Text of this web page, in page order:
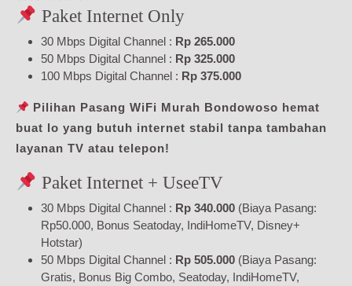
Paket Internet Only
30 Mbps Digital Channel : Rp 265.000
50 Mbps Digital Channel : Rp 325.000
100 Mbps Digital Channel : Rp 375.000
Pilihan Pasang WiFi Murah Bondowoso hemat
buat lo yang butuh internet stabil tanpa tambahan
layanan TV atau telepon!
Paket Internet + UseeTV
30 Mbps Digital Channel : Rp 340.000 (Biaya Pasang:
Rp50.000, Bonus Seatoday, IndiHomeTV, Disney+
Hotstar)
50 Mbps Digital Channel : Rp 505.000 (Biaya Pasang:
Gratis, Bonus Big Combo, Seatoday, IndiHomeTV,